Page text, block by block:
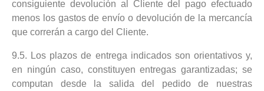
consiguiente devolución al Cliente del pago efectuado
menos los gastos de envío o devolución de la mercancía
que correrán a cargo del Cliente.
9.5. Los plazos de entrega indicados son orientativos y,
en ningún caso, constituyen entregas garantizadas; se
computan desde la salida del pedido de nuestras